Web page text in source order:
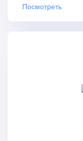
Посмотреть